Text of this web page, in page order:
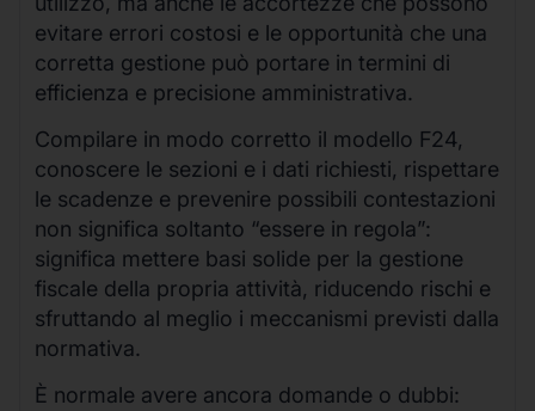
evitare errori costosi e le opportunità che una
corretta gestione può portare in termini di
efficienza e precisione amministrativa.
Compilare in modo corretto il modello F24,
conoscere le sezioni e i dati richiesti, rispettare
le scadenze e prevenire possibili contestazioni
non significa soltanto “essere in regola”:
significa mettere basi solide per la gestione
fiscale della propria attività, riducendo rischi e
sfruttando al meglio i meccanismi previsti dalla
normativa.
È normale avere ancora domande o dubbi: